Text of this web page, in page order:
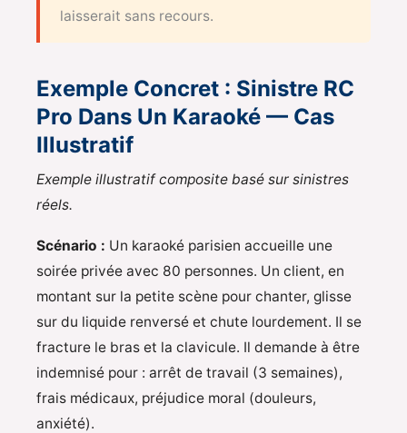
laisserait sans recours.
Exemple Concret : Sinistre RC
Pro Dans Un Karaoké — Cas
Illustratif
Exemple illustratif composite basé sur sinistres
réels.
Scénario : Un karaoké parisien accueille une
soirée privée avec 80 personnes. Un client, en
montant sur la petite scène pour chanter, glisse
sur du liquide renversé et chute lourdement. Il se
fracture le bras et la clavicule. Il demande à être
indemnisé pour : arrêt de travail (3 semaines),
frais médicaux, préjudice moral (douleurs,
anxiété).